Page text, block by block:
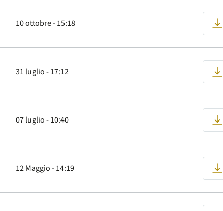
10 ottobre - 15:18
31 luglio - 17:12
07 luglio - 10:40
12 Maggio - 14:19